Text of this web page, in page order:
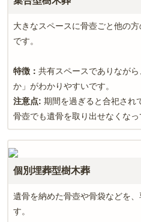
大きなスペースに骨壺ごと他の
です。
特徴： 共有スペースでありなが
か」がわかりやすいです。
注意点: 期間を過ぎると合祀され
骨壺でも遺骨を取り出せなくなっ
個別埋葬型樹木葬
遺骨を納めた骨壺や骨袋などを
す。